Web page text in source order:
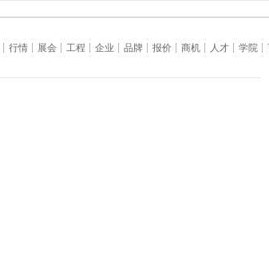
┊ 行情 ┊ 展会 ┊ 工程 ┊ 企业 ┊ 品牌 ┊ 报价 ┊ 商机 ┊ 人才 ┊ 学院 ┊